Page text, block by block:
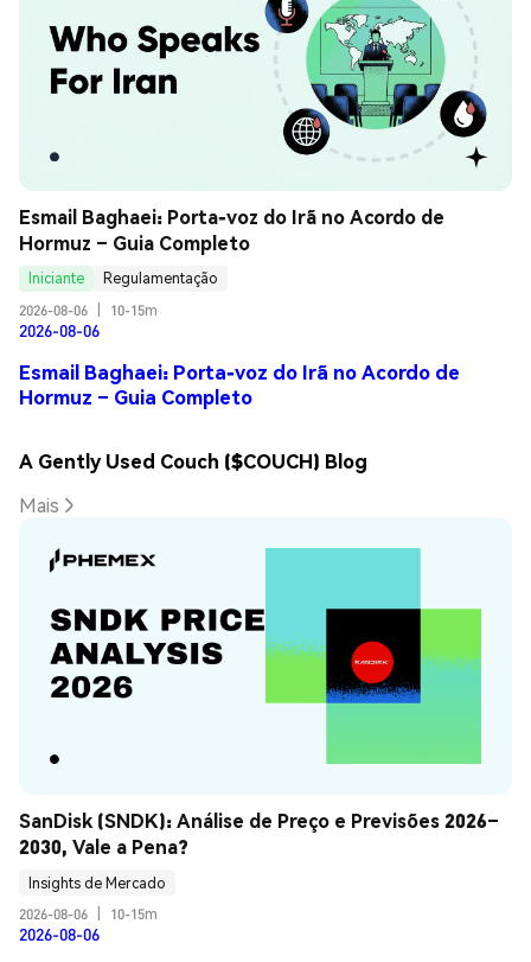
Esmail Baghaei: Porta-voz do Irã no Acordo de
Hormuz – Guia Completo
Iniciante
Regulamentação
2026-08-06
10-15m
2026-08-06
Esmail Baghaei: Porta-voz do Irã no Acordo de
Hormuz – Guia Completo
A Gently Used Couch ($COUCH) Blog
Mais
SanDisk (SNDK): Análise de Preço e Previsões 2026–
2030, Vale a Pena?
Insights de Mercado
2026-08-06
10-15m
2026-08-06